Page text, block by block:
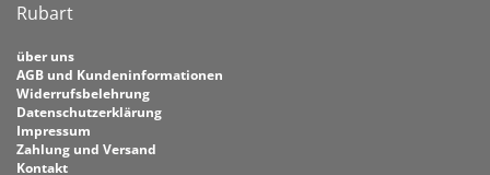
Rubart
über uns
AGB und Kundeninformationen
Widerrufsbelehrung
Datenschutzerklärung
Impressum
Zahlung und Versand
Kontakt